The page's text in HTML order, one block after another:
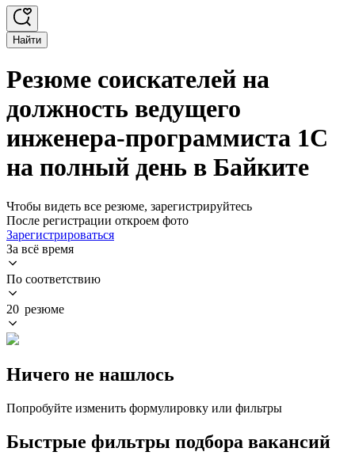
Найти
Резюме соискателей на
должность ведущего
инженера-программиста 1С
на полный день в Байките
Чтобы видеть все резюме, зарегистрируйтесь
После регистрации откроем фото
Зарегистрироваться
За всё время
По соответствию
20 резюме
Ничего не нашлось
Попробуйте изменить формулировку или фильтры
Быстрые фильтры подбора вакансий